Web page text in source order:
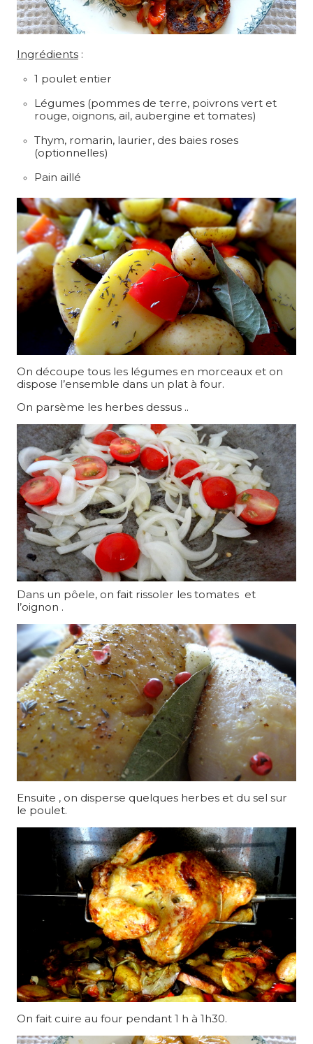
Ingrédients :
1 poulet entier
Légumes (pommes de terre, poivrons vert et
rouge, oignons, ail, aubergine et tomates)
Thym, romarin, laurier, des baies roses
(optionnelles)
Pain aillé
On découpe tous les légumes en morceaux et on
dispose l’ensemble dans un plat à four.
On parsème les herbes dessus ..
Dans un pôele, on fait rissoler les tomates et
l’oignon .
Ensuite , on disperse quelques herbes et du sel sur
le poulet.
On fait cuire au four pendant 1 h à 1h30.